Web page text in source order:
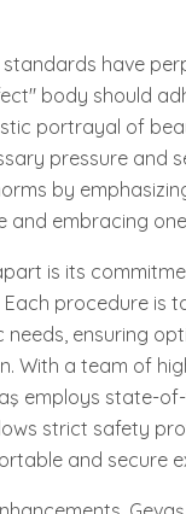
have
body should
portrayal of
pressure and
by
embracing
is its
procedure is
needs, ensuring
With a team of
employs state-
strict safety
and secure